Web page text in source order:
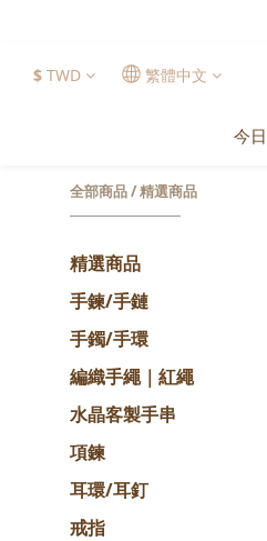
$ TWD 繁體中文
今
全部商品/精選商品
精選商品
手鍊/手鏈
手鐲/手環
編織手繩｜紅繩
水晶客製手串
項鍊
耳環/耳釘
戒指